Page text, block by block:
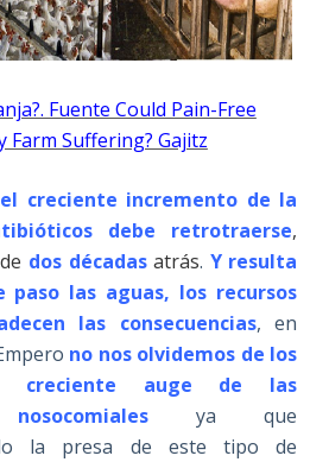
Fuente Could Pain-Free
Farm Suffering? Gajitz
creciente incremento de la
debe retrotraerse,
dos décadasatrás. Y resulta
paso las aguas, los recursos
las consecuencias, en
no nos olvidemos de los
creciente auge de las
ya que
la presa de este tipo de